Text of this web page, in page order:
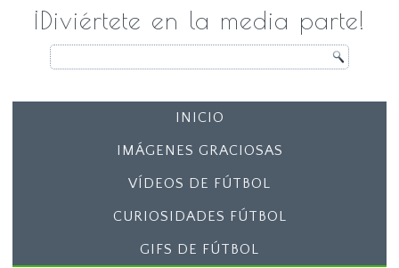
¡Diviértete en la media parte!
INICIO
IMÁGENES GRACIOSAS
VÍDEOS DE FÚTBOL
CURIOSIDADES FÚTBOL
GIFS DE FÚTBOL